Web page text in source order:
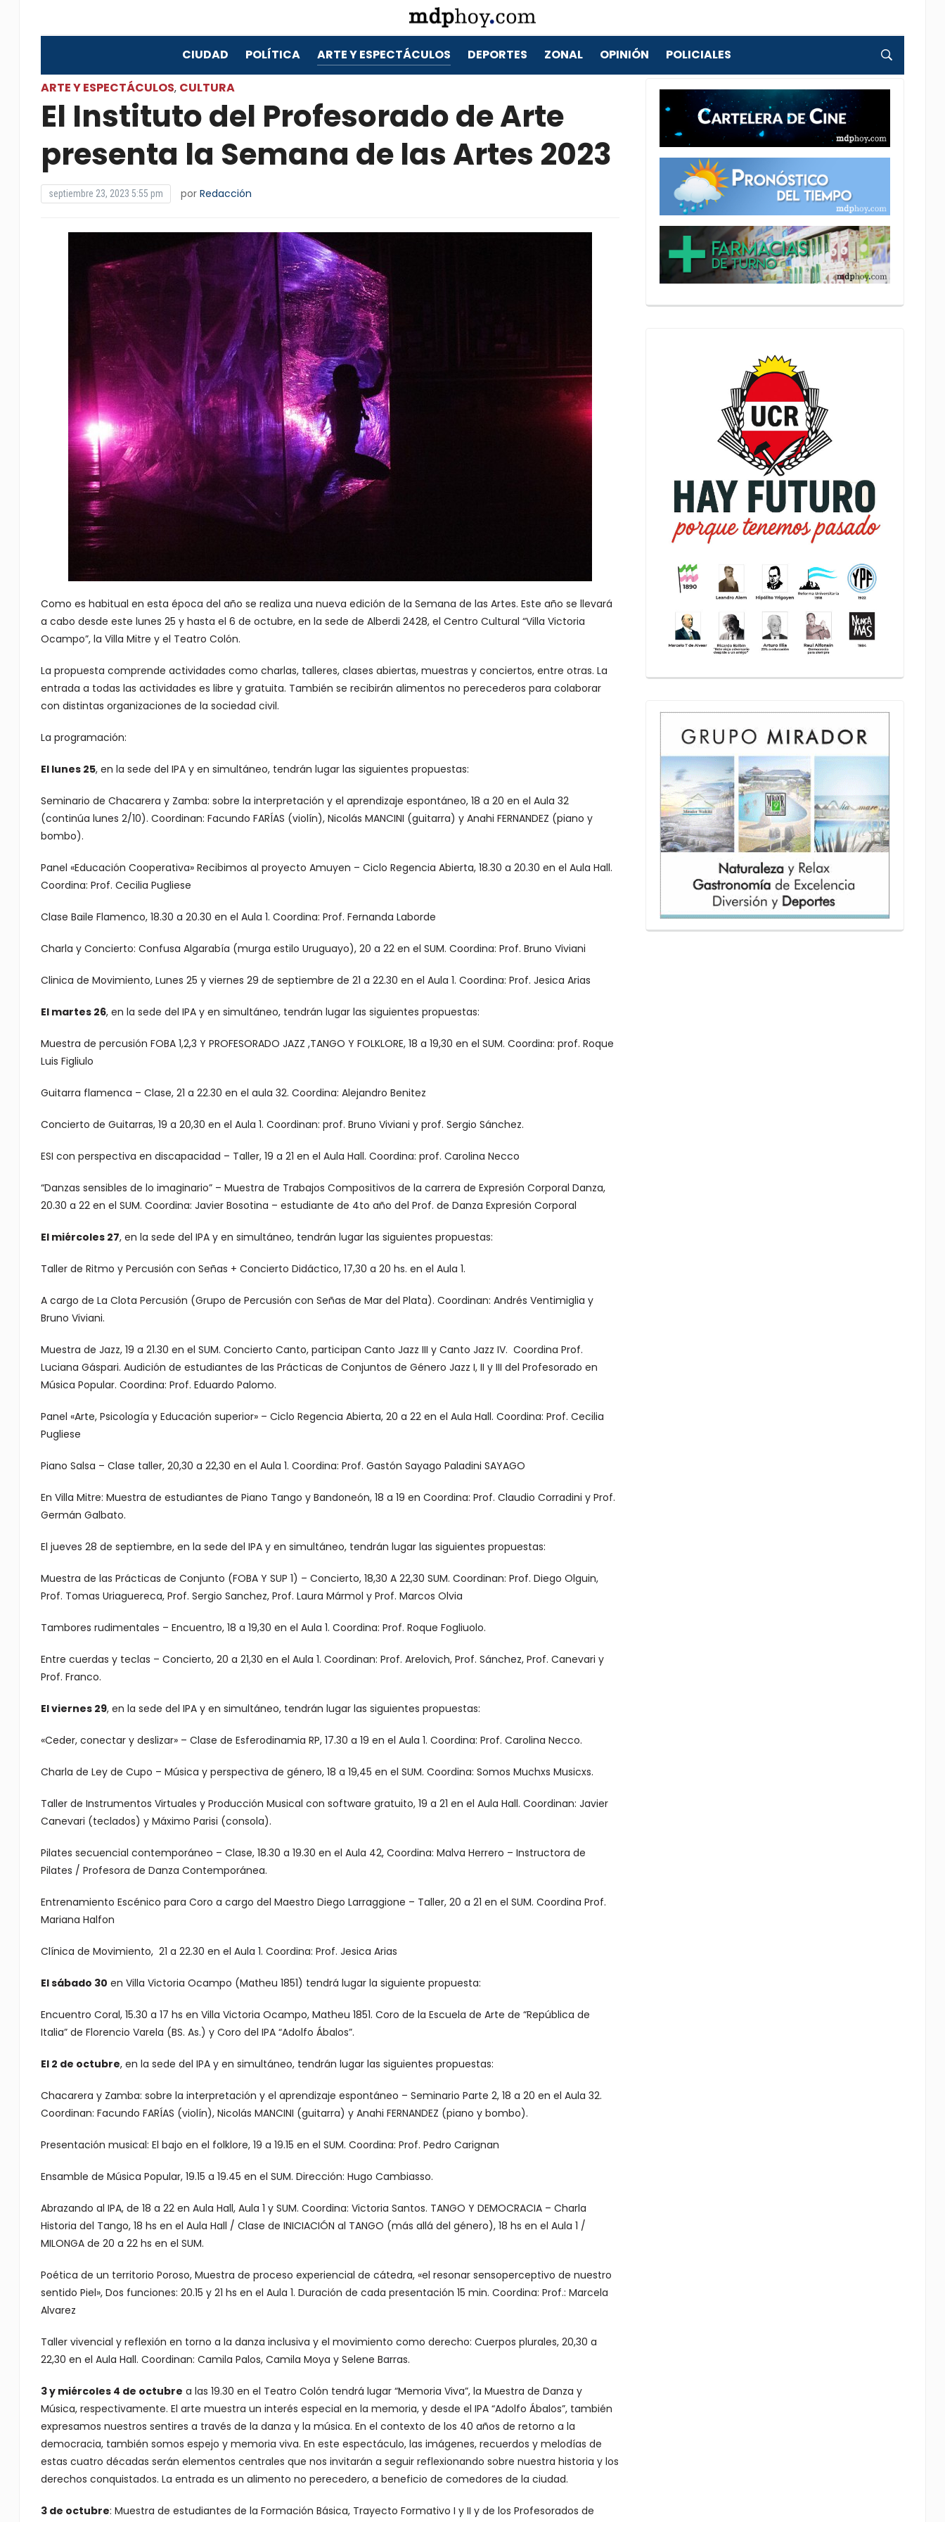
CIUDAD POLÍTICA ARTE Y ESPECTÁCULOS DEPORTES ZONAL OPINIÓN POLICIALES
ARTE Y ESPECTÁCULOS, CULTURA
El Instituto del Profesorado de Arte
presenta la Semana de las Artes 2023
septiembre 23, 2023 5:55 pm por Redacción
Como es habitual en esta época del año se realiza una nueva edición de la Semana de las Artes. Este año se llevará
a cabo desde este lunes 25 y hasta el 6 de octubre, en la sede de Alberdi 2428, el Centro Cultural “Villa Victoria
Ocampo”, la Villa Mitre y el Teatro Colón.
La propuesta comprende actividades como charlas, talleres, clases abiertas, muestras y conciertos, entre otras. La
entrada a todas las actividades es libre y gratuita. También se recibirán alimentos no perecederos para colaborar
con distintas organizaciones de la sociedad civil.
La programación:
El lunes 25, en la sede del IPA y en simultáneo, tendrán lugar las siguientes propuestas:
Seminario de Chacarera y Zamba: sobre la interpretación y el aprendizaje espontáneo, 18 a 20 en el Aula 32
(continúa lunes 2/10). Coordinan: Facundo FARÍAS (violín), Nicolás MANCINI (guitarra) y Anahi FERNANDEZ (piano y
bombo).
Panel «Educación Cooperativa» Recibimos al proyecto Amuyen – Ciclo Regencia Abierta, 18.30 a 20.30 en el Aula Hall.
Coordina: Prof. Cecilia Pugliese
Clase Baile Flamenco, 18.30 a 20.30 en el Aula 1. Coordina: Prof. Fernanda Laborde
Charla y Concierto: Confusa Algarabía (murga estilo Uruguayo), 20 a 22 en el SUM. Coordina: Prof. Bruno Viviani
Clinica de Movimiento, Lunes 25 y viernes 29 de septiembre de 21 a 22.30 en el Aula 1. Coordina: Prof. Jesica Arias
El martes 26, en la sede del IPA y en simultáneo, tendrán lugar las siguientes propuestas:
Muestra de percusión FOBA 1,2,3 Y PROFESORADO JAZZ ,TANGO Y FOLKLORE, 18 a 19,30 en el SUM. Coordina: prof. Roque
Luis Figliulo
Guitarra flamenca – Clase, 21 a 22.30 en el aula 32. Coordina: Alejandro Benitez
Concierto de Guitarras, 19 a 20,30 en el Aula 1. Coordinan: prof. Bruno Viviani y prof. Sergio Sánchez.
ESI con perspectiva en discapacidad – Taller, 19 a 21 en el Aula Hall. Coordina: prof. Carolina Necco
“Danzas sensibles de lo imaginario” – Muestra de Trabajos Compositivos de la carrera de Expresión Corporal Danza,
20.30 a 22 en el SUM. Coordina: Javier Bosotina – estudiante de 4to año del Prof. de Danza Expresión Corporal
El miércoles 27, en la sede del IPA y en simultáneo, tendrán lugar las siguientes propuestas:
Taller de Ritmo y Percusión con Señas + Concierto Didáctico, 17,30 a 20 hs. en el Aula 1.
A cargo de La Clota Percusión (Grupo de Percusión con Señas de Mar del Plata). Coordinan: Andrés Ventimiglia y
Bruno Viviani.
Muestra de Jazz, 19 a 21.30 en el SUM. Concierto Canto, participan Canto Jazz III y Canto Jazz IV. Coordina Prof.
Luciana Gáspari. Audición de estudiantes de las Prácticas de Conjuntos de Género Jazz I, II y III del Profesorado en
Música Popular. Coordina: Prof. Eduardo Palomo.
Panel «Arte, Psicología y Educación superior» – Ciclo Regencia Abierta, 20 a 22 en el Aula Hall. Coordina: Prof. Cecilia
Pugliese
Piano Salsa – Clase taller, 20,30 a 22,30 en el Aula 1. Coordina: Prof. Gastón Sayago Paladini SAYAGO
En Villa Mitre: Muestra de estudiantes de Piano Tango y Bandoneón, 18 a 19 en Coordina: Prof. Claudio Corradini y Prof.
Germán Galbato.
El jueves 28 de septiembre, en la sede del IPA y en simultáneo, tendrán lugar las siguientes propuestas:
Muestra de las Prácticas de Conjunto (FOBA Y SUP 1) – Concierto, 18,30 A 22,30 SUM. Coordinan: Prof. Diego Olguin,
Prof. Tomas Uriaguereca, Prof. Sergio Sanchez, Prof. Laura Mármol y Prof. Marcos Olvia
Tambores rudimentales – Encuentro, 18 a 19,30 en el Aula 1. Coordina: Prof. Roque Fogliuolo.
Entre cuerdas y teclas – Concierto, 20 a 21,30 en el Aula 1. Coordinan: Prof. Arelovich, Prof. Sánchez, Prof. Canevari y
Prof. Franco.
El viernes 29, en la sede del IPA y en simultáneo, tendrán lugar las siguientes propuestas:
«Ceder, conectar y deslizar» – Clase de Esferodinamia RP, 17.30 a 19 en el Aula 1. Coordina: Prof. Carolina Necco.
Charla de Ley de Cupo – Música y perspectiva de género, 18 a 19,45 en el SUM. Coordina: Somos Muchxs Musicxs.
Taller de Instrumentos Virtuales y Producción Musical con software gratuito, 19 a 21 en el Aula Hall. Coordinan: Javier
Canevari (teclados) y Máximo Parisi (consola).
Pilates secuencial contemporáneo – Clase, 18.30 a 19.30 en el Aula 42, Coordina: Malva Herrero – Instructora de
Pilates / Profesora de Danza Contemporánea.
Entrenamiento Escénico para Coro a cargo del Maestro Diego Larraggione – Taller, 20 a 21 en el SUM. Coordina Prof.
Mariana Halfon
Clínica de Movimiento, 21 a 22.30 en el Aula 1. Coordina: Prof. Jesica Arias
El sábado 30 en Villa Victoria Ocampo (Matheu 1851) tendrá lugar la siguiente propuesta:
Encuentro Coral, 15.30 a 17 hs en Villa Victoria Ocampo, Matheu 1851. Coro de la Escuela de Arte de “República de
Italia” de Florencio Varela (BS. As.) y Coro del IPA “Adolfo Ábalos”.
El 2 de octubre, en la sede del IPA y en simultáneo, tendrán lugar las siguientes propuestas:
Chacarera y Zamba: sobre la interpretación y el aprendizaje espontáneo – Seminario Parte 2, 18 a 20 en el Aula 32.
Coordinan: Facundo FARÍAS (violín), Nicolás MANCINI (guitarra) y Anahi FERNANDEZ (piano y bombo).
Presentación musical: El bajo en el folklore, 19 a 19.15 en el SUM. Coordina: Prof. Pedro Carignan
Ensamble de Música Popular, 19.15 a 19.45 en el SUM. Dirección: Hugo Cambiasso.
Abrazando al IPA, de 18 a 22 en Aula Hall, Aula 1 y SUM. Coordina: Victoria Santos. TANGO Y DEMOCRACIA – Charla
Historia del Tango, 18 hs en el Aula Hall / Clase de INICIACIÓN al TANGO (más allá del género), 18 hs en el Aula 1 /
MILONGA de 20 a 22 hs en el SUM.
Poética de un territorio Poroso, Muestra de proceso experiencial de cátedra, «el resonar sensoperceptivo de nuestro
sentido Piel», Dos funciones: 20.15 y 21 hs en el Aula 1. Duración de cada presentación 15 min. Coordina: Prof.: Marcela
Alvarez
Taller vivencial y reflexión en torno a la danza inclusiva y el movimiento como derecho: Cuerpos plurales, 20,30 a
22,30 en el Aula Hall. Coordinan: Camila Palos, Camila Moya y Selene Barras.
3 y miércoles 4 de octubre a las 19.30 en el Teatro Colón tendrá lugar “Memoria Viva”, la Muestra de Danza y
Música, respectivamente. El arte muestra un interés especial en la memoria, y desde el IPA “Adolfo Ábalos”, también
expresamos nuestros sentires a través de la danza y la música. En el contexto de los 40 años de retorno a la
democracia, también somos espejo y memoria viva. En este espectáculo, las imágenes, recuerdos y melodías de
estas cuatro décadas serán elementos centrales que nos invitarán a seguir reflexionando sobre nuestra historia y los
derechos conquistados. La entrada es un alimento no perecedero, a beneficio de comedores de la ciudad.
3 de octubre: Muestra de estudiantes de la Formación Básica, Trayecto Formativo I y II y de los Profesorados de